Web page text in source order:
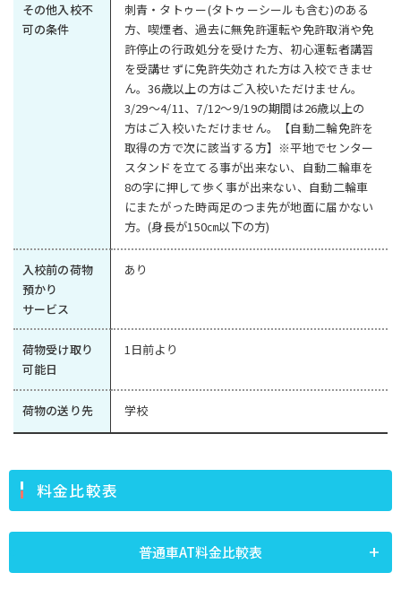
その他入校不
可の条件
刺青・タトゥー(タトゥーシールも含む)のある
方、喫煙者、過去に無免許運転や免許取消や免
許停止の行政処分を受けた方、初心運転者講習
を受講せずに免許失効された方は入校できませ
ん。36歳以上の方はご入校いただけません。
3/29～4/11、7/12～9/19の期間は26歳以上の
方はご入校いただけません。【自動二輪免許を
取得の方で次に該当する方】※平地でセンター
スタンドを立てる事が出来ない、自動二輪車を
8の字に押して歩く事が出来ない、自動二輪車
にまたがった時両足のつま先が地面に届かない
方。(身長が150㎝以下の方)
入校前の荷物
預かり
サービス
あり
荷物受け取り
可能日
1日前より
荷物の送り先 学校
料金比較表
普通車AT料金比較表